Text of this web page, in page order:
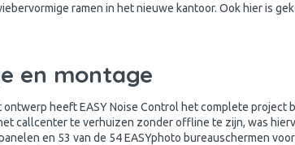
ramen in het nieuwe kantoor. Ook hier is
en montage
ontwerp heeft EASY Noise Control het complete project
callcenter te verhuizen zonder offline te zijn, was
en 53 van de 54 EASYphoto bureauschermen